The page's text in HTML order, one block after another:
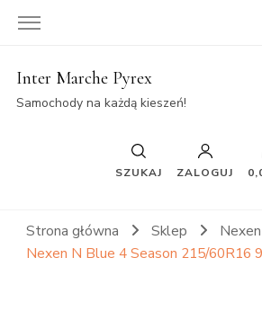
Inter Marche Pyrex
Samochody na każdą kieszeń!
SZUKAJ ZALOGUJ
Strona główna Sklep Nexen
Nexen N Blue 4 Season 215/60R16